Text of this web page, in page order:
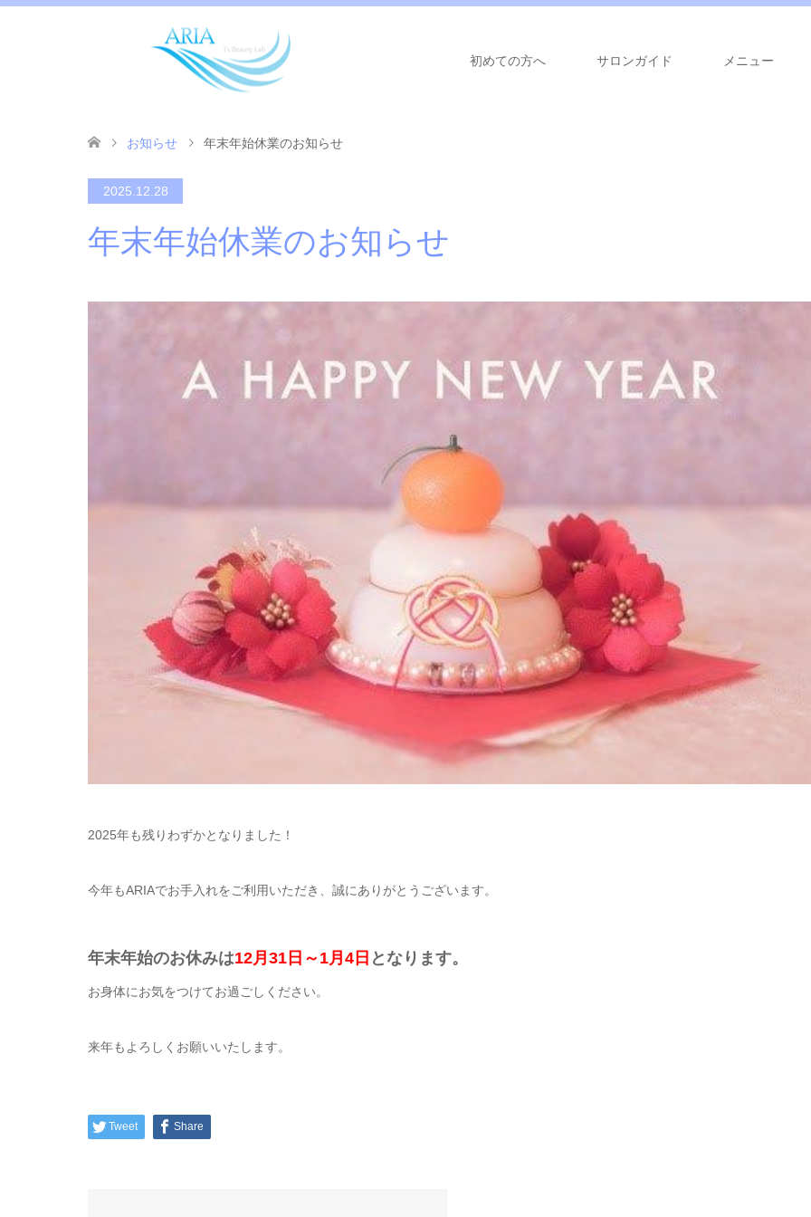
初めての方へ サロンガイド メニュー
お知らせ 年末年始休業のお知らせ
2025.12.28
年末年始休業のお知らせ
2025年も残りわずかとなりました！
今年もARIAでお手入れをご利用いただき、誠にありがとうございます。
年末年始のお休みは12月31日～1月4日 となります。
お身体にお気をつけてお過ごしください。
来年もよろしくお願いいたします。
Tweet Share